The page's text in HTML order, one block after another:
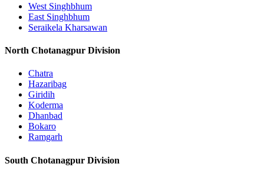
West Singhbhum
East Singhbhum
Seraikela Kharsawan
North Chotanagpur Division
Chatra
Hazaribag
Giridih
Koderma
Dhanbad
Bokaro
Ramgarh
South Chotanagpur Division